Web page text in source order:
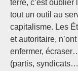
terre, c’est oublier
tout un outil au
capitalisme. Les
et autoritaire,
enfermer,
(partis,